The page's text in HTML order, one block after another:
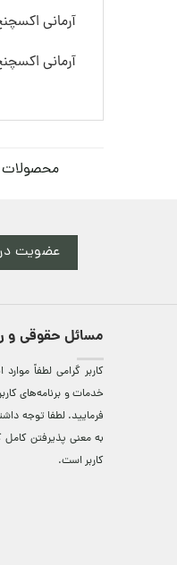
آرمانی
آرمانی
محصولات
عضویت در
مسائل حقوقی و
کاربر گرامی لطفاً
خدمات و برنامه‌‏های
فرمایید. لطفا توجه
به معنی پذیرفتن کامل
کاربر است.